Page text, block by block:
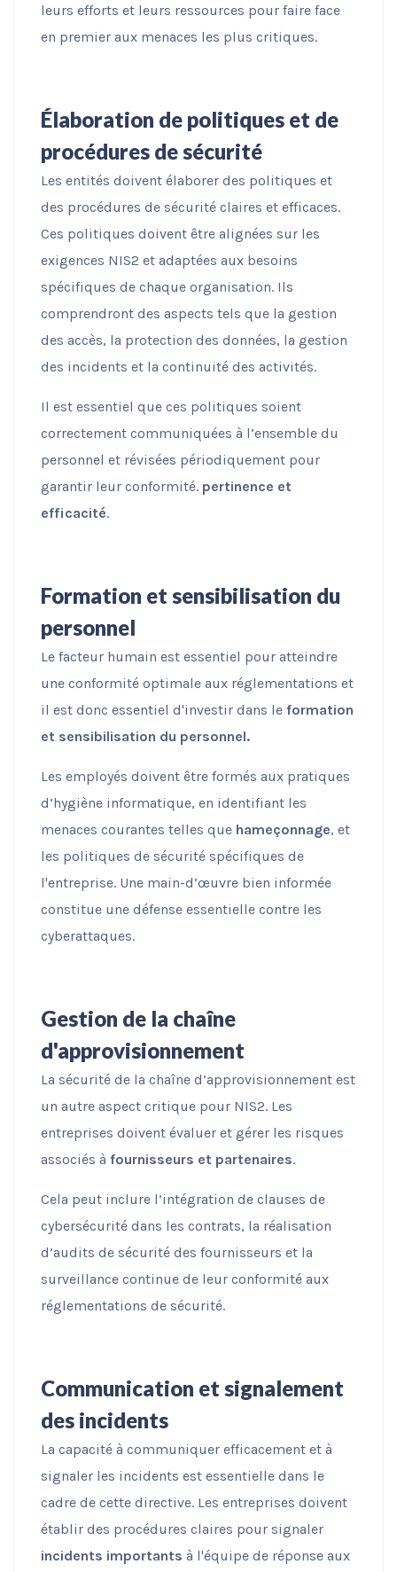
leurs efforts et leurs ressources pour faire face
en premier aux menaces les plus critiques.
Élaboration de politiques et de
procédures de sécurité
Les entités doivent élaborer des politiques et
des procédures de sécurité claires et efficaces.
Ces politiques doivent être alignées sur les
exigences NIS2 et adaptées aux besoins
spécifiques de chaque organisation. Ils
comprendront des aspects tels que la gestion
des accès, la protection des données, la gestion
des incidents et la continuité des activités.
Il est essentiel que ces politiques soient
correctement communiquées à l’ensemble du
personnel et révisées périodiquement pour
garantir leur conformité. pertinence et
efficacité.
Formation et sensibilisation du
personnel
Le facteur humain est essentiel pour atteindre
une conformité optimale aux réglementations et
il est donc essentiel d'investir dans le formation
et sensibilisation du personnel.
Les employés doivent être formés aux pratiques
d’hygiène informatique, en identifiant les
menaces courantes telles que hameçonnage, et
les politiques de sécurité spécifiques de
l'entreprise. Une main-d’œuvre bien informée
constitue une défense essentielle contre les
cyberattaques.
Gestion de la chaîne
d'approvisionnement
La sécurité de la chaîne d’approvisionnement est
un autre aspect critique pour NIS2. Les
entreprises doivent évaluer et gérer les risques
associés à fournisseurs et partenaires.
Cela peut inclure l’intégration de clauses de
cybersécurité dans les contrats, la réalisation
d’audits de sécurité des fournisseurs et la
surveillance continue de leur conformité aux
réglementations de sécurité.
Communication et signalement
des incidents
La capacité à communiquer efficacement et à
signaler les incidents est essentielle dans le
cadre de cette directive. Les entreprises doivent
établir des procédures claires pour signaler
incidents importants à l'équipe de réponse aux